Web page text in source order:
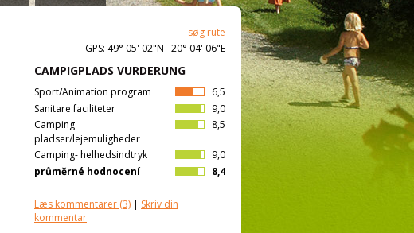
søg rute
GPS: 49° 05' 02"N 20° 04' 06"E
CAMPIGPLADS VURDERUNG
6,5
Sport/Animation program
9,0
Sanitare faciliteter
8,5
Camping
pladser/lejemuligheder
9,0
Camping- helhedsindtryk
8,4
průměrné hodnocení
Læs kommentarer (3) | Skriv din
kommentar